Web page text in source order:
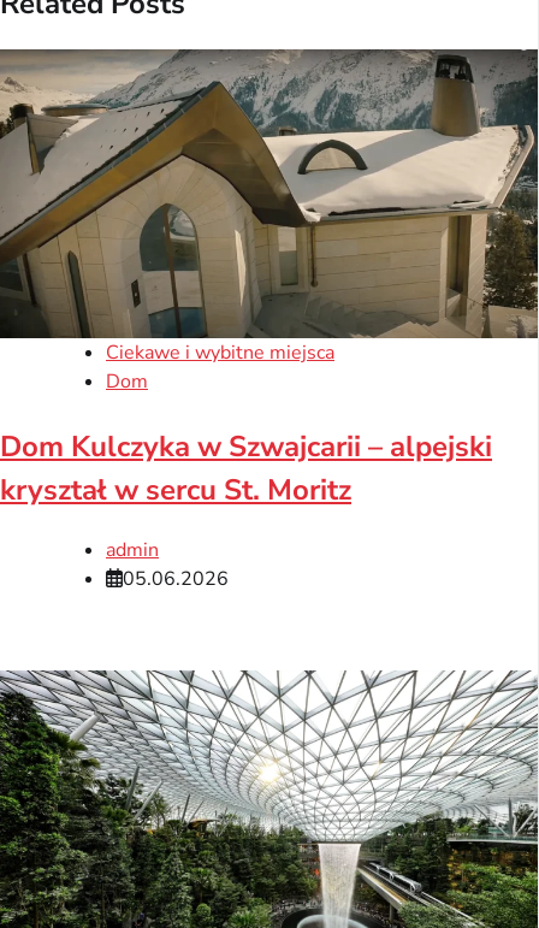
Ciekawe i wybitne miejsca
Dom
Dom Kulczyka w Szwajcarii – alpejski
kryształ w sercu St. Moritz
admin
05.06.2026